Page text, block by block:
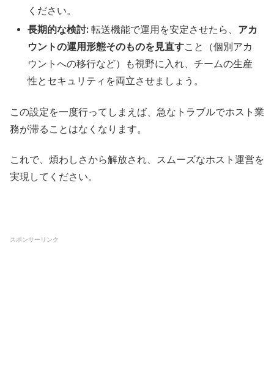
ください。
長期的な検討: 転送機能で運用を安定させたら、 アカ
ウントの運用形態そのものを見直すこと（個別アカ
ウントへの移行など）も視野に入れ、チームの生産
性とセキュリティを両立させましょう。
この設定を一度行ってしまえば、急なトラブルでホスト業
務が滞ることはなくなります。
これで、煩わしさから解放され、スムーズなホスト運営を
実現してください。
スポンサーリンク